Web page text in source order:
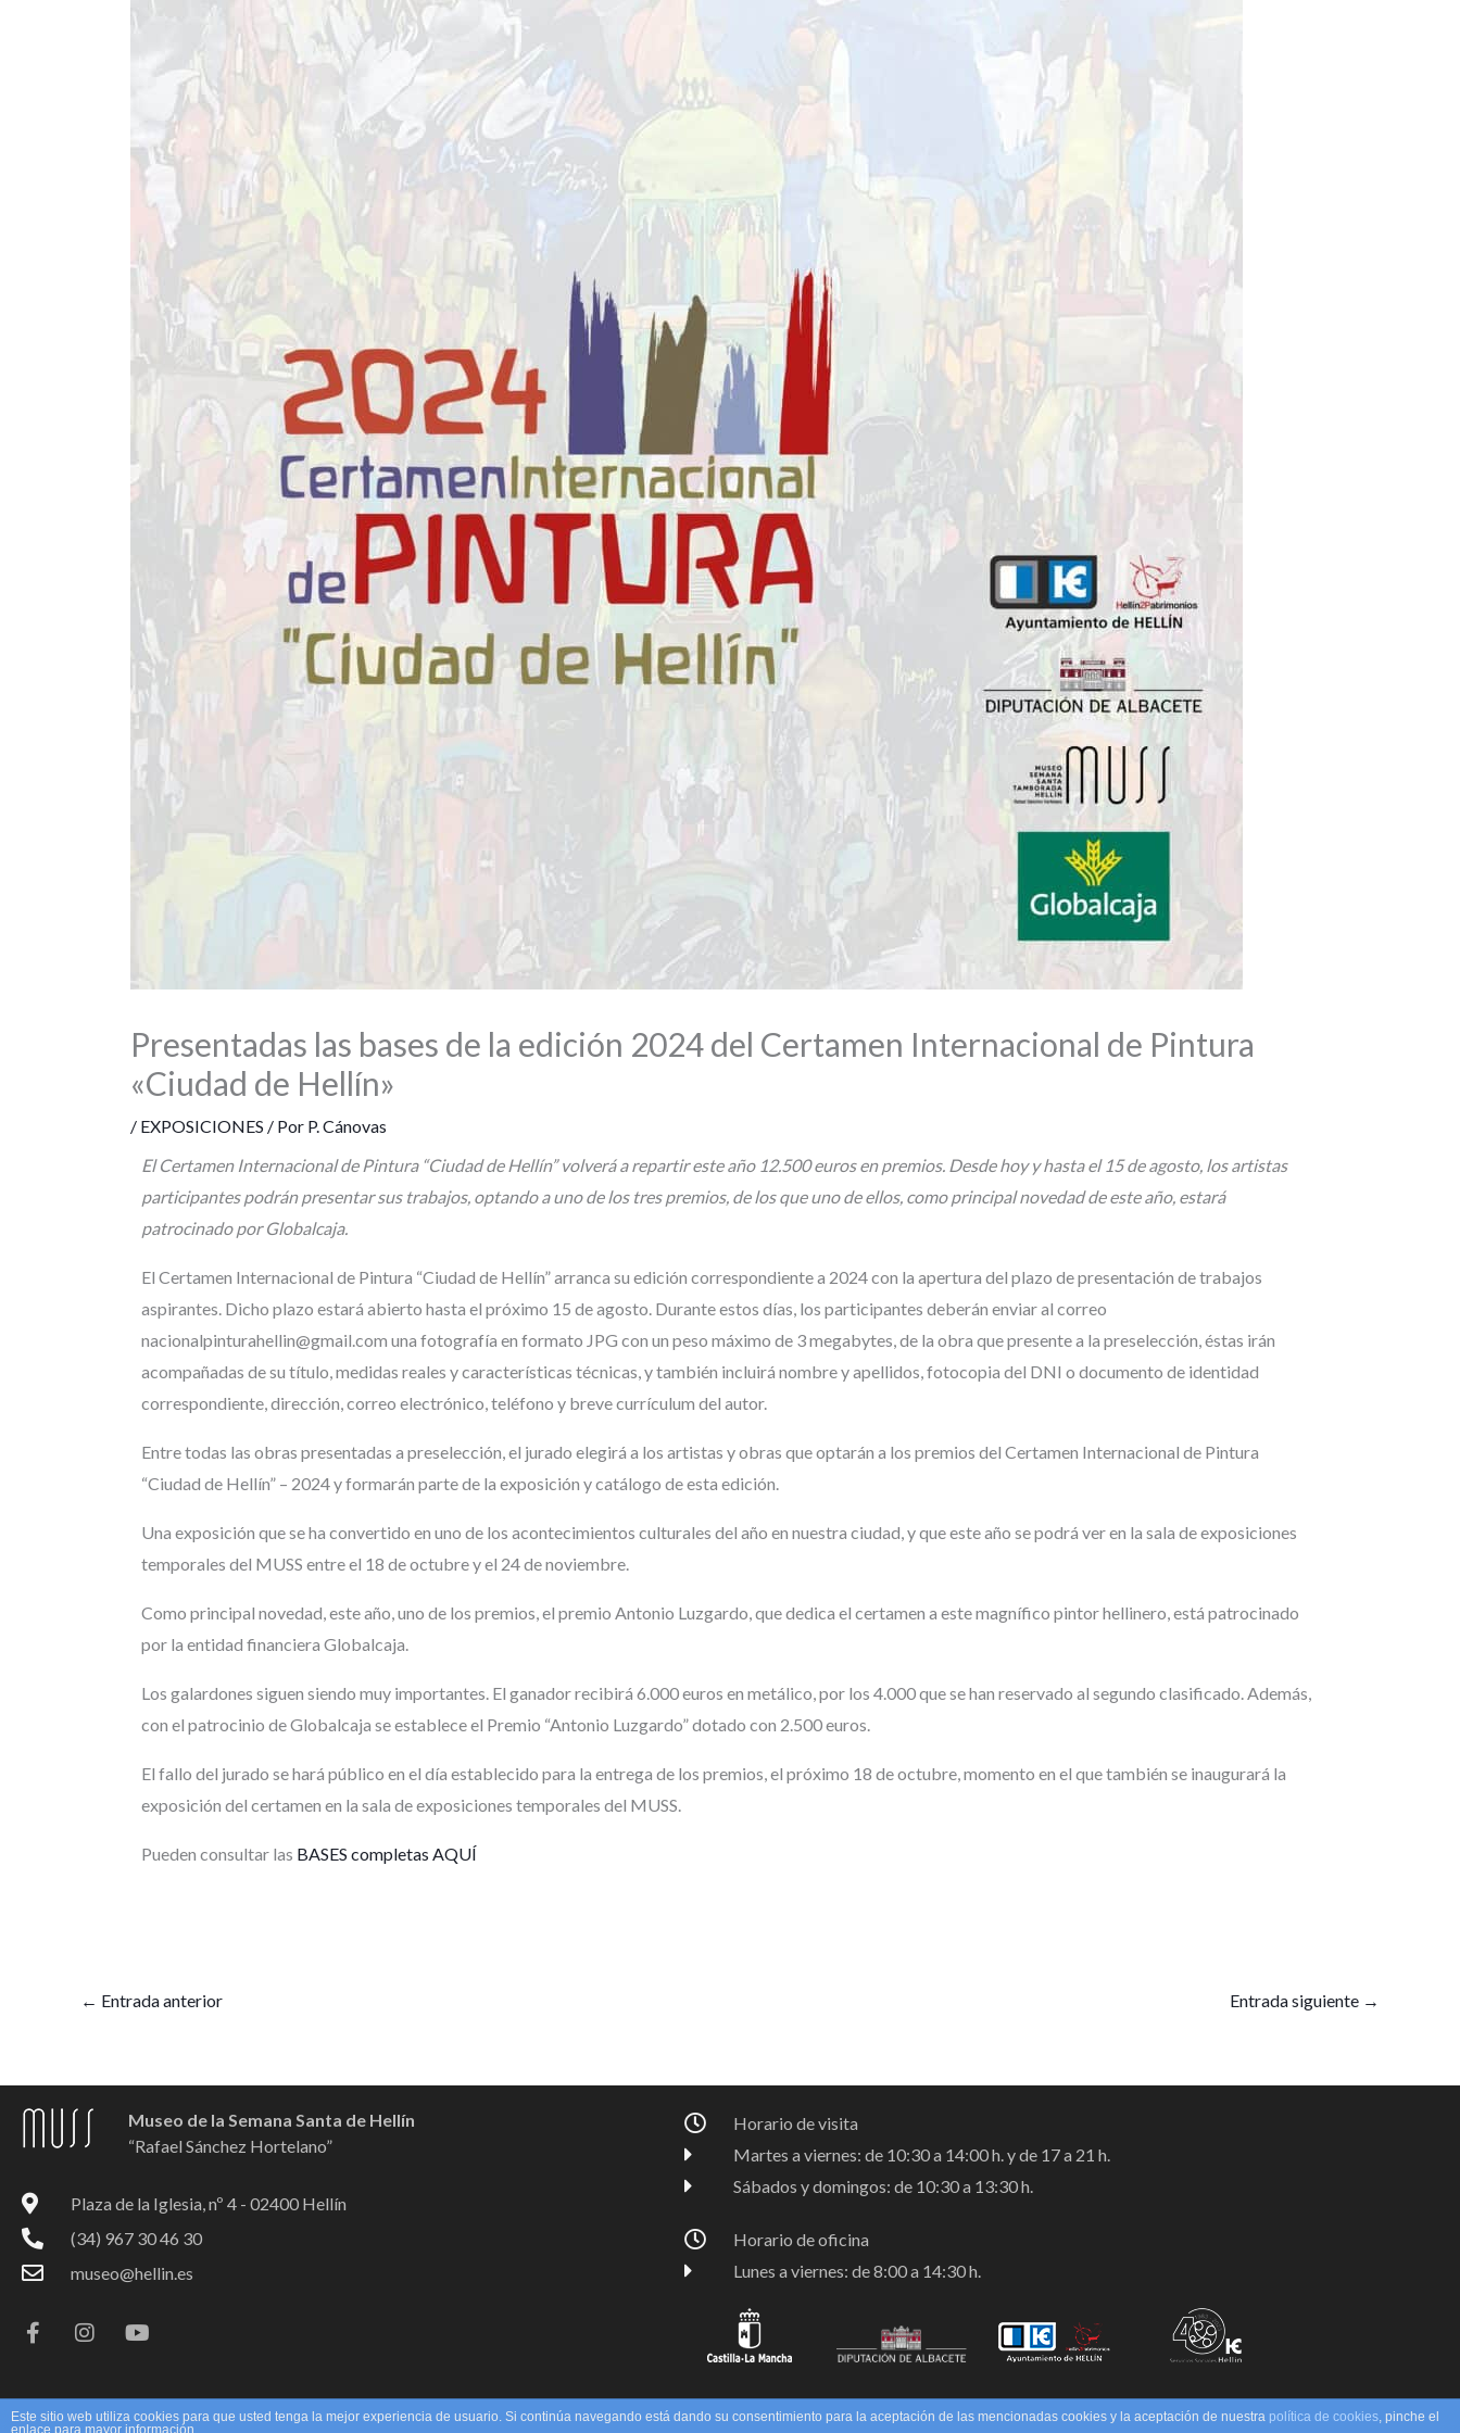
Presentadas las bases de la edición 2024 del Certamen Internacional de Pintura
«Ciudad de Hellín»
/ EXPOSICIONES / Por P. Cánovas
El Certamen Internacional de Pintura “Ciudad de Hellín” volverá a repartir este año 12.500 euros en premios. Desde hoy y hasta el 15 de agosto, los artistas
participantes podrán presentar sus trabajos, optando a uno de los tres premios, de los que uno de ellos, como principal novedad de este año, estará
patrocinado por Globalcaja.
El Certamen Internacional de Pintura “Ciudad de Hellín” arranca su edición correspondiente a 2024 con la apertura del plazo de presentación de trabajos
aspirantes. Dicho plazo estará abierto hasta el próximo 15 de agosto. Durante estos días, los participantes deberán enviar al correo
nacionalpinturahellin@gmail.com una fotografía en formato JPG con un peso máximo de 3 megabytes, de la obra que presente a la preselección, éstas irán
acompañadas de su título, medidas reales y características técnicas, y también incluirá nombre y apellidos, fotocopia del DNI o documento de identidad
correspondiente, dirección, correo electrónico, teléfono y breve currículum del autor.
Entre todas las obras presentadas a preselección, el jurado elegirá a los artistas y obras que optarán a los premios del Certamen Internacional de Pintura
“Ciudad de Hellín” – 2024 y formarán parte de la exposición y catálogo de esta edición.
Una exposición que se ha convertido en uno de los acontecimientos culturales del año en nuestra ciudad, y que este año se podrá ver en la sala de exposiciones
temporales del MUSS entre el 18 de octubre y el 24 de noviembre.
Como principal novedad, este año, uno de los premios, el premio Antonio Luzgardo, que dedica el certamen a este magnífico pintor hellinero, está patrocinado
por la entidad financiera Globalcaja.
Los galardones siguen siendo muy importantes. El ganador recibirá 6.000 euros en metálico, por los 4.000 que se han reservado al segundo clasificado. Además,
con el patrocinio de Globalcaja se establece el Premio “Antonio Luzgardo” dotado con 2.500 euros.
El fallo del jurado se hará público en el día establecido para la entrega de los premios, el próximo 18 de octubre, momento en el que también se inaugurará la
exposición del certamen en la sala de exposiciones temporales del MUSS.
Pueden consultar las BASES completas AQUÍ
← Entrada anterior Entrada siguiente →
Museo de la Semana Santa de Hellín
“Rafael Sánchez Hortelano”
Plaza de la Iglesia, nº 4 - 02400 Hellín
(34) 967 30 46 30
museo@hellin.es
a
c
o
n
s
g
o
u
b
Horario de visita
Martes a viernes: de 10:30 a 14:00 h. y de 17 a 21 h.
Sábados y domingos: de 10:30 a 13:30 h.
Horario de oficina
Lunes a viernes: de 8:00 a 14:30 h.
Este sitio web utiliza cookies para que usted tenga la mejor experiencia de usuario. Si continúa navegando está dando su consentimiento para la aceptación de las mencionadas cookies y la aceptación de nuestra política de cookies, pinche el
enlace para mayor información.